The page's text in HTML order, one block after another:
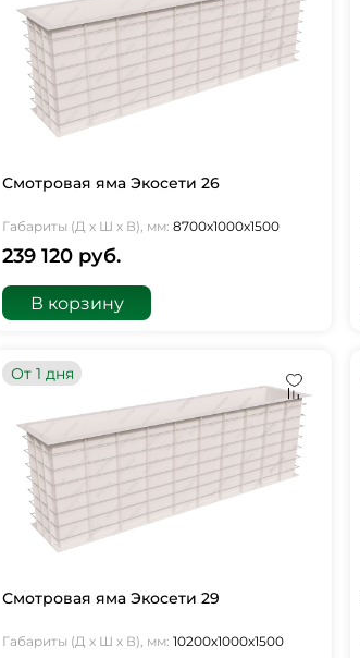
Смотровая яма Экосети 26
Габариты (Д х Ш х В), мм: 8700х1000х1500
239 120 руб.
В корзину
От 1 дня
Смотровая яма Экосети 29
Габариты (Д х Ш х В), мм: 10200х1000х1500